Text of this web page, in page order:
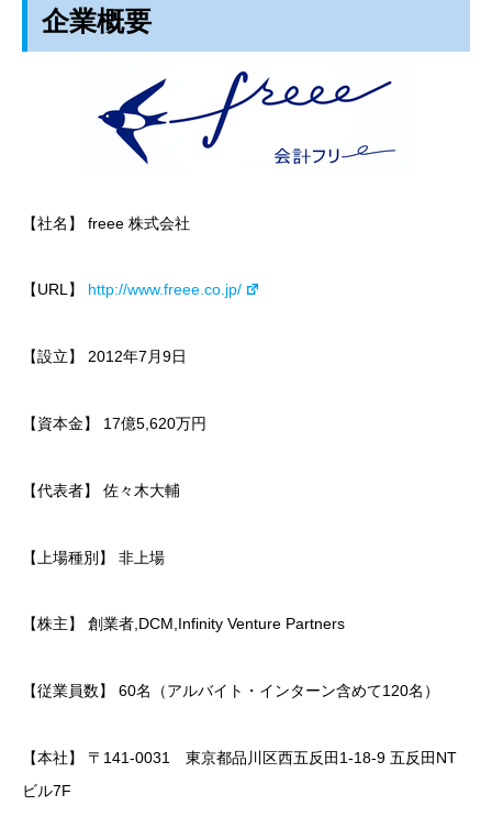
企業概要
【社名】 freee 株式会社
【URL】 http://www.freee.co.jp/
【設立】 2012年7月9日
【資本金】 17億5,620万円
【代表者】 佐々木大輔
【上場種別】 非上場
【株主】 創業者,DCM,Infinity Venture Partners
【従業員数】 60名（アルバイト・インターン含めて120名）
【本社】 〒141-0031 東京都品川区西五反田1-18-9 五反田NT
ビル7F